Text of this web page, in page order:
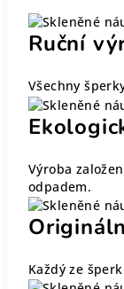
Ruční
Všechny
Výroba
odpadem.
Každý ze